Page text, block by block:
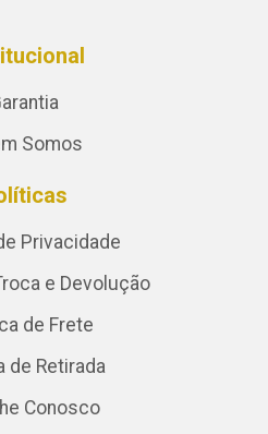
Somos
Privacidade
e Devolução
de Frete
de Retirada
Conosco